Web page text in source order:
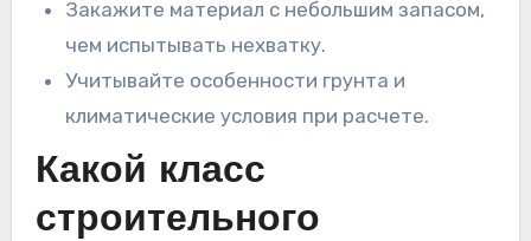
Закажите материал с небольшим запасом,
чем испытывать нехватку.
Учитывайте особенности грунта и
климатические условия при расчете.
Какой класс
строительного